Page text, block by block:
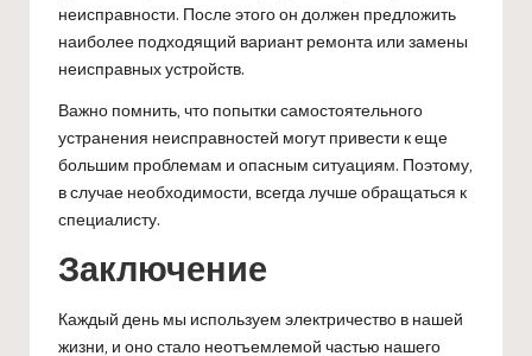
неисправности. После этого он должен предложить
наиболее подходящий вариант ремонта или замены
неисправных устройств.
Важно помнить, что попытки самостоятельного
устранения неисправностей могут привести к еще
большим проблемам и опасным ситуациям. Поэтому,
в случае необходимости, всегда лучше обращаться к
специалисту.
Заключение
Каждый день мы используем электричество в нашей
жизни, и оно стало неотъемлемой частью нашего